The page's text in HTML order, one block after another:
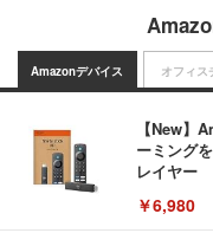
Amazonデバイス
【New】
ーミング
レイヤー
￥6,980
オフィス